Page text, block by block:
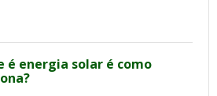
é energia solar é como